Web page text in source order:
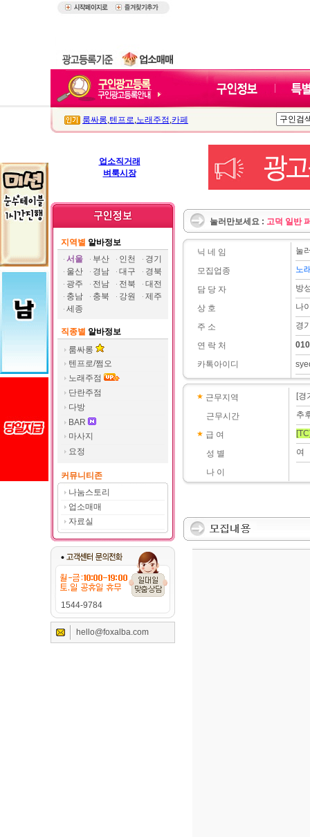
룸싸롱,텐프로,노래주점 ,카페
업소직거래
벼룩시장
지역별 알바정보
서울
부산 인천
경기
울산
경남 대구
경북
광주
전남 전북
대전
충남
충북 강원
제주
세종
직종별 알바정보
룸싸롱
텐프로/쩜오
노래주점
단란주점
다방
BAR
마사지
요정
커뮤니티존
나눔스토리
업소매매
자료실
1544-9784
hello@foxalba.com
눌러만보세요 : 고덕 일반
닉 네 임
모집업종
담 당 자
상 호
주 소
연 락 처
카톡아이디
눌
노
방
나
경
근무지역
근무시간
급 여
성 별
나 이
[경
추
여